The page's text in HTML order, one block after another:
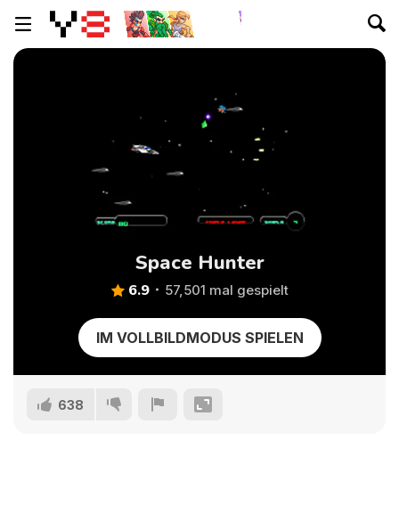
Space Hunter
6.9 57,501 mal gespielt
IM VOLLBILDMODUS SPIELEN
638